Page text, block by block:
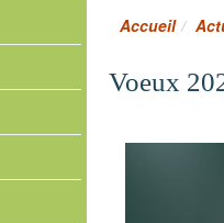
Accueil
Voeux